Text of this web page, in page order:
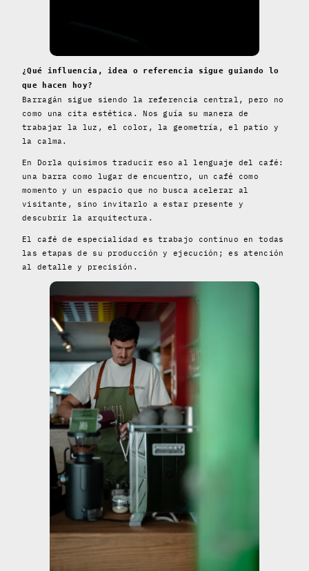
¿Qué influencia, idea o referencia sigue guiando lo
que hacen hoy?
Barragán sigue siendo la referencia central, pero no
como una cita estética. Nos guía su manera de
trabajar la luz, el color, la geometría, el patio y
la calma.
En Dorla quisimos traducir eso al lenguaje del café:
una barra como lugar de encuentro, un café como
momento y un espacio que no busca acelerar al
visitante, sino invitarlo a estar presente y
descubrir la arquitectura.
El café de especialidad es trabajo continuo en todas
las etapas de su producción y ejecución; es atención
al detalle y precisión.